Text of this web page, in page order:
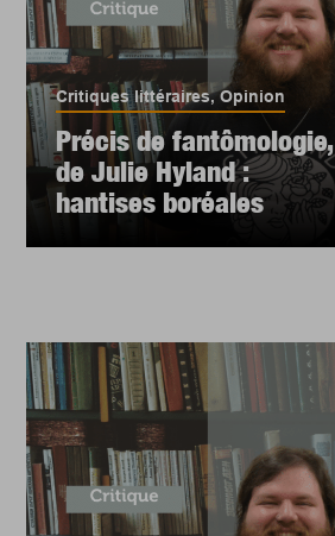
Critiques littéraires,Opinion
Précis de fantômologie,
de Julie Hyland :
hantises boréales